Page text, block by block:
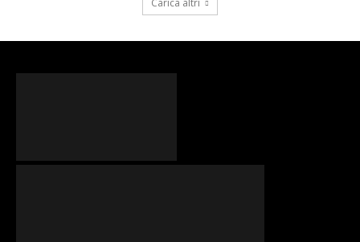
Carica altri